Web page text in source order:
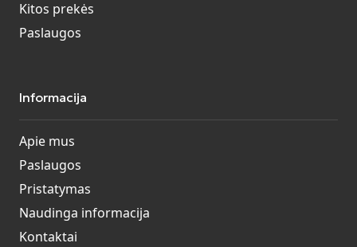
Kitos prekės
Paslaugos
Informacija
Apie mus
Paslaugos
Pristatymas
Naudinga informacija
Kontaktai